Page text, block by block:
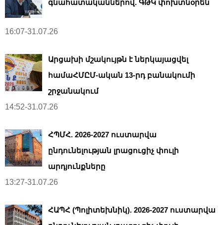
գնահատականներով. ԳԹԿ փոխտնօրեն
16:07-31.07.26
Արցախի մշակույթն է ներկայացվել
համաՀՄԸՄ-ական 13-րդ բանակումի
շրջանակում
14:52-31.07.26
ՀՊՄՀ. 2026-2027 ուստարվա
ընդունելության լրացուցիչ փուլի
արդյունքները
13:27-31.07.26
ՀԱՊՀ (Պոլիտեխնիկ). 2026-2027 ուստարվա